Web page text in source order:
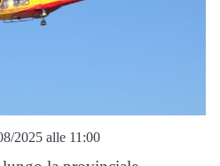
2025 alle 11:00